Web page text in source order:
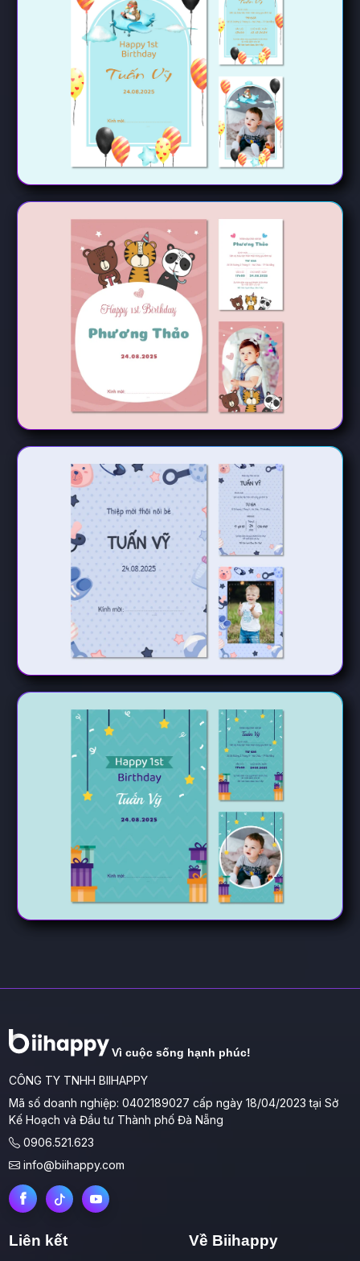
Vì cuộc sống hạnh phúc!
CÔNG TY TNHH BIIHAPPY
Mã số doanh nghiệp: 0402189027 cấp ngày 18/04/2023 tại Sở
Kế Hoạch và Đầu tư Thành phố Đà Nẵng
0906.521.623
info@biihappy.com
Liên kết Về Biihappy